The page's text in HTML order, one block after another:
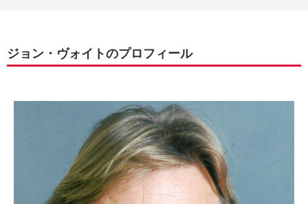
ジョン・ヴォイトのプロフィール